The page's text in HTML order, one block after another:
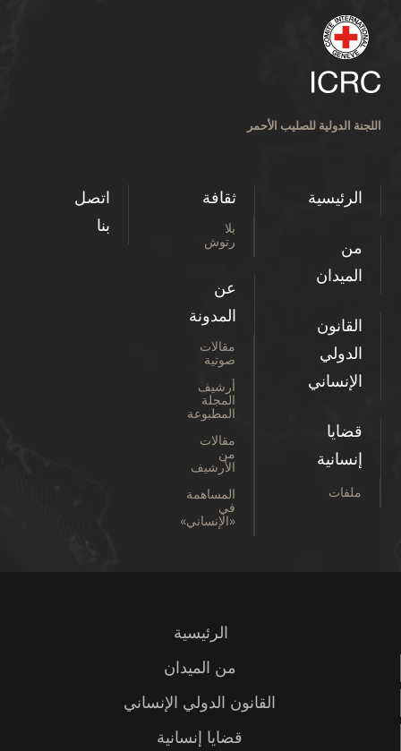
اللجنة الدولية للصليب الأحمر
الرئيسية
من
الميدان
القانون
الدولي
الإنساني
قضايا
إنسانية
ملفات
ثقافة
بلا
رتوش
عن
المدونة
مقالات
صوتية
أرشيف
المجلة
المطبوعة
مقالات
من
الأرشيف
المساهمة
في
«الإنساني»
اتصل
بنا
الرئيسية
من الميدان
القانون الدولي الإنساني
قضايا إنسانية